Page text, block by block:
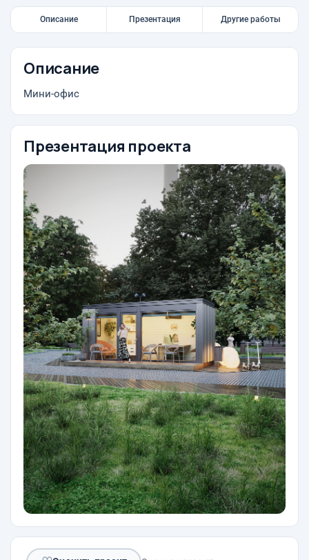
Описание Презентация Другие работы
Описание
Мини-офис
Презентация проекта